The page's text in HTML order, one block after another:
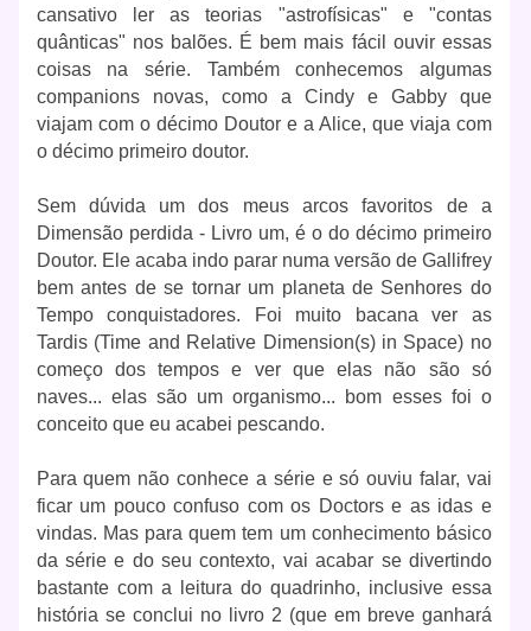
cansativo ler as teorias "astrofísicas" e "contas
quânticas" nos balões. É bem mais fácil ouvir essas
coisas na série. Também conhecemos algumas
companions novas, como a Cindy e Gabby que
viajam com o décimo Doutor e a Alice, que viaja com
o décimo primeiro doutor.
Sem dúvida um dos meus arcos favoritos de a
Dimensão perdida - Livro um, é o do décimo primeiro
Doutor. Ele acaba indo parar numa versão de Gallifrey
bem antes de se tornar um planeta de Senhores do
Tempo conquistadores. Foi muito bacana ver as
Tardis (Time and Relative Dimension(s) in Space) no
começo dos tempos e ver que elas não são só
naves... elas são um organismo... bom esses foi o
conceito que eu acabei pescando.
Para quem não conhece a série e só ouviu falar, vai
ficar um pouco confuso com os Doctors e as idas e
vindas. Mas para quem tem um conhecimento básico
da série e do seu contexto, vai acabar se divertindo
bastante com a leitura do quadrinho, inclusive essa
história se conclui no livro 2 (que em breve ganhará